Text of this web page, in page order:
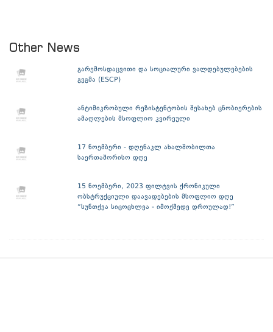
Other News
გარემოსდაცვითი და სოციალური ვალდებულებების
გეგმა (ESCP)
ანტიმიკრობული რეზისტენტობის შესახებ ცნობიერების
ამაღლების მსოფლიო კვირეული
17 ნოემბერი - დღენაკლ ახალშობილთა
საერთაშორისო დღე
15 ნოემბერი, 2023 ფილტვის ქრონიკული
ობსტრუქციული დაავადებების მსოფლიო დღე
“სუნთქვა სიცოცხლეა - იმოქმედე დროულად!”